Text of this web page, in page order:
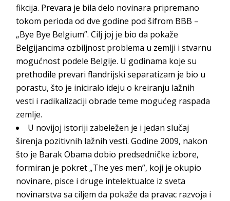
fikcija. Prevara je bila delo novinara pripremano
tokom perioda od dve godine pod šifrom BBB –
„Bye Bye Belgium”. Cilj joj je bio da pokaže
Belgijancima ozbiljnost problema u zemlji i stvarnu
mogućnost podele Belgije. U godinama koje su
prethodile prevari flandrijski separatizam je bio u
porastu, što je iniciralo ideju o kreiranju lažnih
vesti i radikalizaciji obrade teme mogućeg raspada
zemlje.
U novijoj istoriji zabeležen je i jedan slučaj
širenja pozitivnih lažnih vesti. Godine 2009, nakon
što je Barak Obama dobio predsedničke izbore,
formiran je pokret „The yes men”, koji je okupio
novinare, pisce i druge intelektualce iz sveta
novinarstva sa ciljem da pokaže da pravac razvoja i